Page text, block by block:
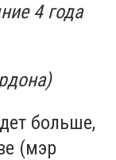
4 года
больше,
(мэр